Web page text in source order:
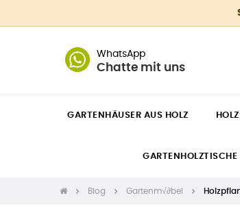
WhatsApp
Chatte mit uns
GARTENHÄUSER AUS HOLZ
GARTENHOLZTISCHE
Blog Gartenm√∂bel